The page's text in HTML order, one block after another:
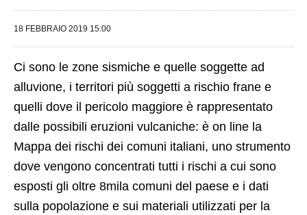
18 FEBBRAIO 2019 15:00
Ci sono le zone sismiche e quelle soggette ad
alluvione, i territori più soggetti a rischio frane e
quelli dove il pericolo maggiore è rappresentato
dalle possibili eruzioni vulcaniche: è on line la
Mappa dei rischi dei comuni italiani, uno strumento
dove vengono concentrati tutti i rischi a cui sono
esposti gli oltre 8mila comuni del paese e i dati
sulla popolazione e sui materiali utilizzati per la